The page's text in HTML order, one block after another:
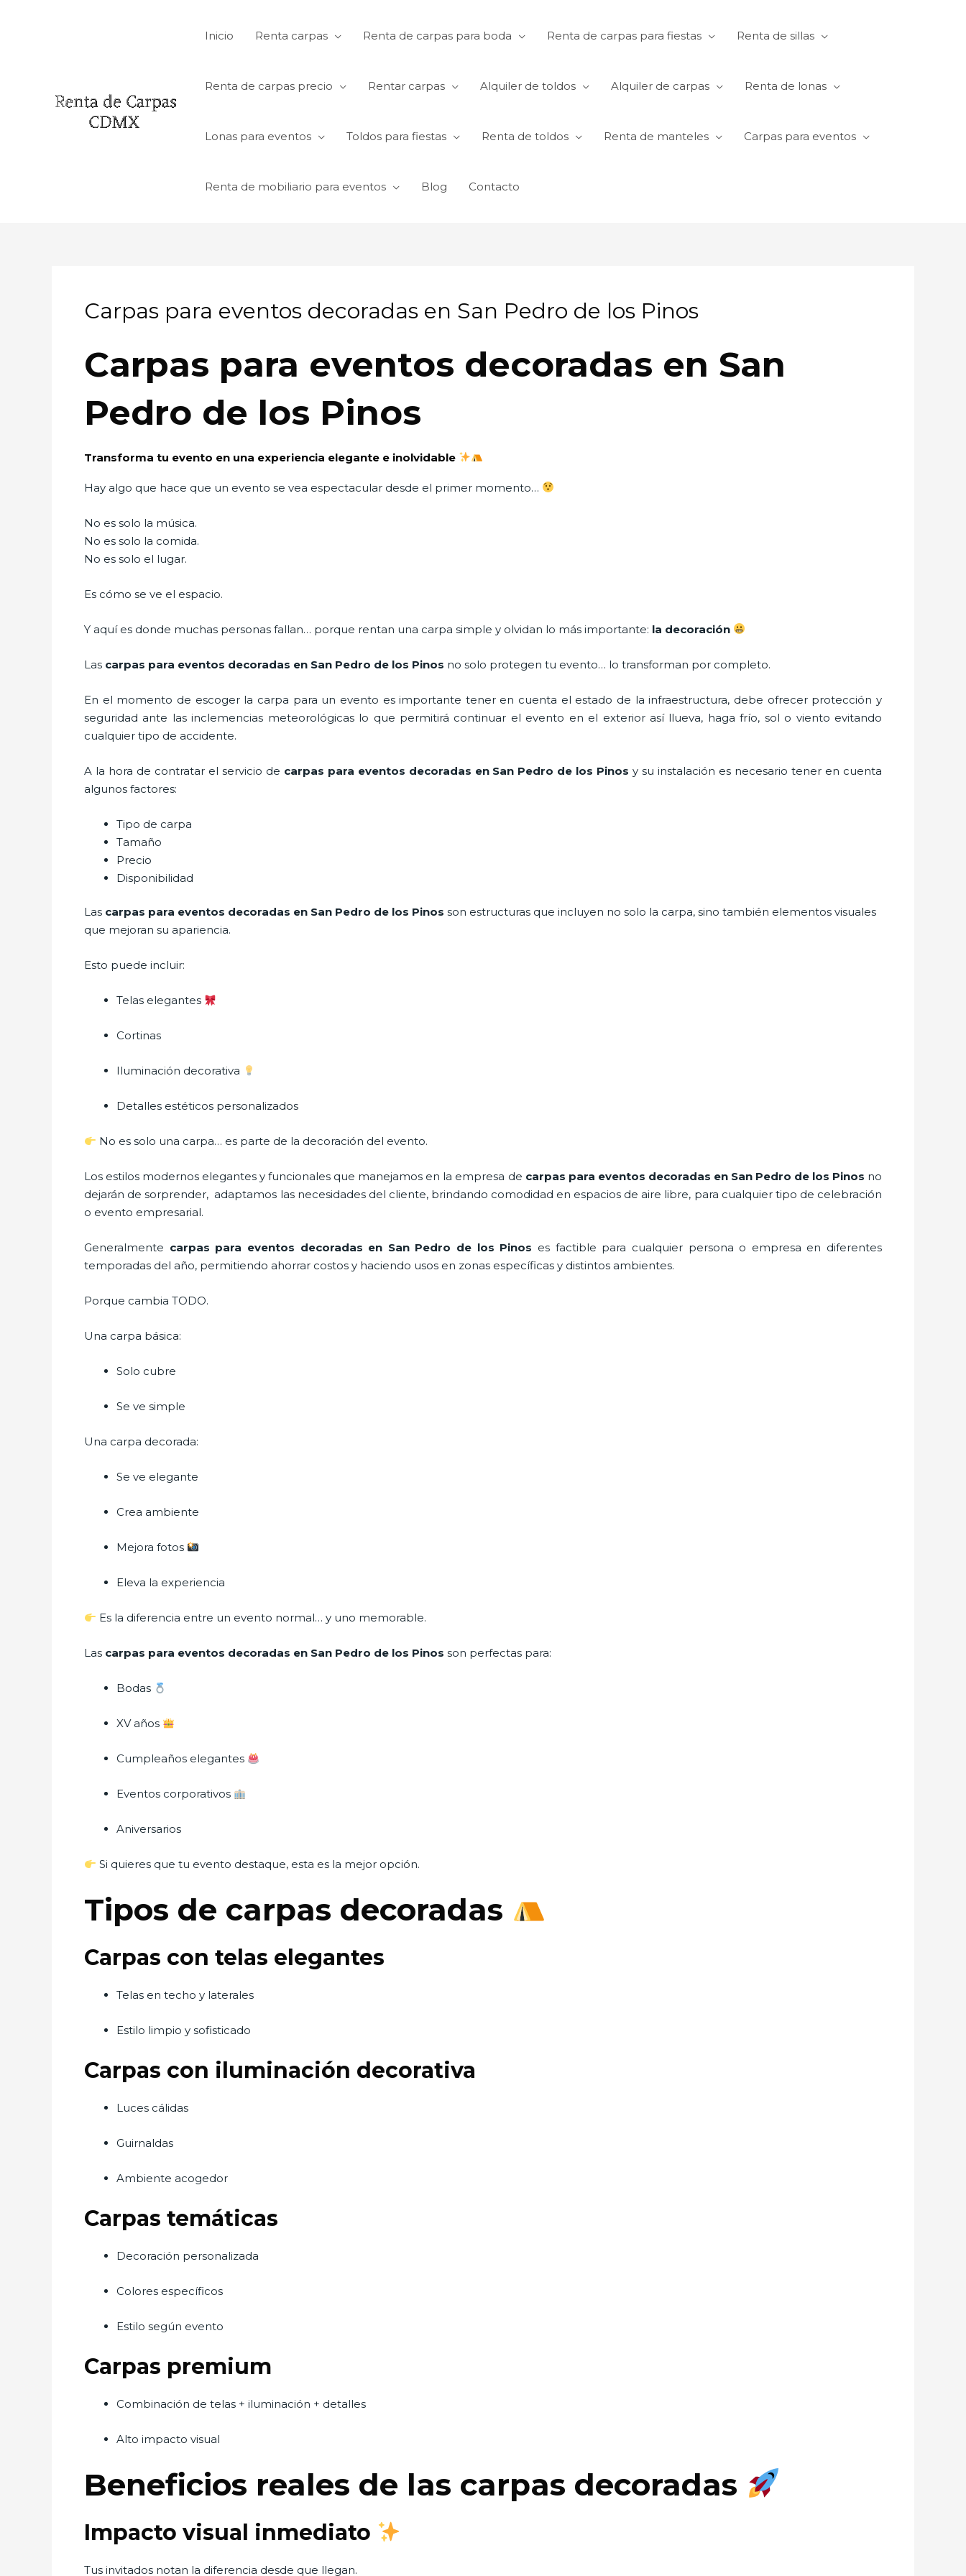
Inicio Renta carpas Renta de carpas para boda Renta de carpas para fiestas Renta de sillas
Renta de carpas precio Rentar carpas Alquiler de toldos Alquiler de carpas Renta de lonas
Lonas para eventos Toldos para fiestas Renta de toldos Renta de manteles Carpas para eventos
Renta de mobiliario para eventos Blog Contacto
Carpas para eventos decoradas en San Pedro de los Pinos
Carpas para eventos decoradas en San
Pedro de los Pinos
Transforma tu evento en una experiencia elegante e inolvidable
Hay algo que hace que un evento se vea espectacular desde el primer momento…
No es solo la música.
No es solo la comida.
No es solo el lugar.
Es cómo se ve el espacio.
Y aquí es donde muchas personas fallan… porque rentan una carpa simple y olvidan lo más importante: la decoración
Las carpas para eventos decoradas en San Pedro de los Pinos no solo protegen tu evento… lo transforman por completo.
En el momento de escoger la carpa para un evento es importante tener en cuenta el estado de la infraestructura, debe ofrecer protección y
seguridad ante las inclemencias meteorológicas lo que permitirá continuar el evento en el exterior así llueva, haga frío, sol o viento evitando
cualquier tipo de accidente.
A la hora de contratar el servicio de carpas para eventos decoradas en San Pedro de los Pinos y su instalación es necesario tener en cuenta
algunos factores:
Tipo de carpa
Tamaño
Precio
Disponibilidad
Las carpas para eventos decoradas en San Pedro de los Pinos son estructuras que incluyen no solo la carpa, sino también elementos visuales
que mejoran su apariencia.
Esto puede incluir:
Telas elegantes
Cortinas
Iluminación decorativa
Detalles estéticos personalizados
No es solo una carpa… es parte de la decoración del evento.
Los estilos modernos elegantes y funcionales que manejamos en la empresa de carpas para eventos decoradas en San Pedro de los Pinos no
dejarán de sorprender, adaptamos las necesidades del cliente, brindando comodidad en espacios de aire libre, para cualquier tipo de celebración
o evento empresarial.
Generalmente carpas para eventos decoradas en San Pedro de los Pinos es factible para cualquier persona o empresa en diferentes
temporadas del año, permitiendo ahorrar costos y haciendo usos en zonas específicas y distintos ambientes.
Porque cambia TODO.
Una carpa básica:
Solo cubre
Se ve simple
Una carpa decorada:
Se ve elegante
Crea ambiente
Mejora fotos
Eleva la experiencia
Es la diferencia entre un evento normal… y uno memorable.
Las carpas para eventos decoradas en San Pedro de los Pinos son perfectas para:
Bodas
XV años
Cumpleaños elegantes
Eventos corporativos
Aniversarios
Si quieres que tu evento destaque, esta es la mejor opción.
Tipos de carpas decoradas
Carpas con telas elegantes
Telas en techo y laterales
Estilo limpio y sofisticado
Carpas con iluminación decorativa
Luces cálidas
Guirnaldas
Ambiente acogedor
Carpas temáticas
Decoración personalizada
Colores específicos
Estilo según evento
Carpas premium
Combinación de telas + iluminación + detalles
Alto impacto visual
Beneficios reales de las carpas decoradas
Impacto visual inmediato
Tus invitados notan la diferencia desde que llegan.